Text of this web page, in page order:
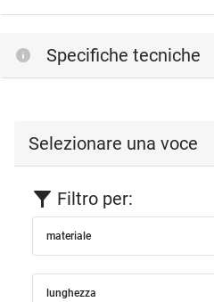
Specifiche tecniche
Selezionare una voce
Filtro per:
materiale
lunghezza